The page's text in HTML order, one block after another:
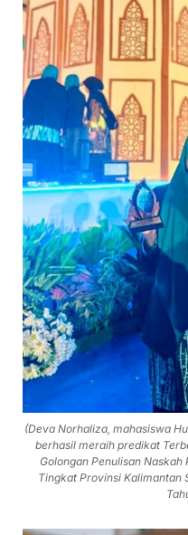
(Deva Norhaliza, mahasiswa
berhasil meraih predikat
Golongan Penulisan Naskah
Tingkat Provinsi Kalimantan